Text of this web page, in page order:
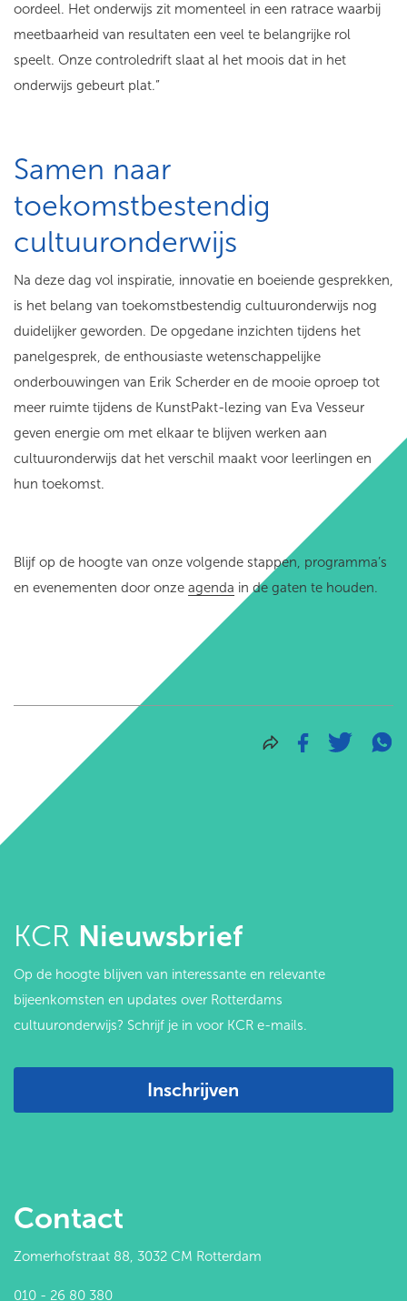
oordeel. Het onderwijs zit momenteel in een ratrace waarbij
meetbaarheid van resultaten een veel te belangrijke rol
speelt. Onze controledrift slaat al het moois dat in het
onderwijs gebeurt plat.”
Samen naar
toekomstbestendig
cultuuronderwijs
Na deze dag vol inspiratie, innovatie en boeiende gesprekken,
is het belang van toekomstbestendig cultuuronderwijs nog
duidelijker geworden. De opgedane inzichten tijdens het
panelgesprek, de enthousiaste wetenschappelijke
onderbouwingen van Erik Scherder en de mooie oproep tot
meer ruimte tijdens de KunstPakt-lezing van Eva Vesseur
geven energie om met elkaar te blijven werken aan
cultuuronderwijs dat het verschil maakt voor leerlingen en
hun toekomst.
Blijf op de hoogte van onze volgende stappen, programma’s
en evenementen door onze agenda in de gaten te houden.
KCR Nieuwsbrief
Op de hoogte blijven van interessante en relevante
bijeenkomsten en updates over Rotterdams
cultuuronderwijs? Schrijf je in voor KCR e-mails.
Inschrijven
Contact
Zomerhofstraat 88, 3032 CM Rotterdam
010 - 26 80 380